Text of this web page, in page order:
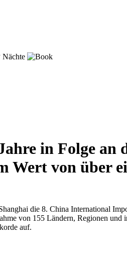
Nächte
in Folge
Wert von über
die 8. China International
von 155 Ländern, Regionen
auf.